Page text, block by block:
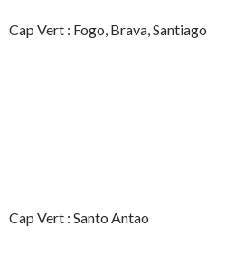
Cap Vert : Fogo, Brava, Santiago
Cap Vert : Santo Antao